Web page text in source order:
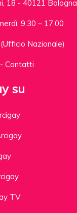
18 - 40121 Bologna
9.30 – 17.00
Nazionale)
- Contatti
su
TV